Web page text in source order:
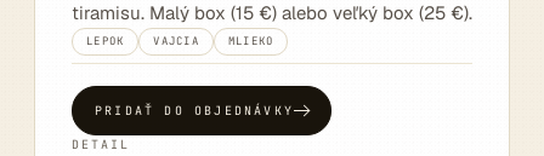
tiramisu. Malý box (15 €) alebo veľký box (25 €).
LEPOK VAJCIA MLIEKO
PRIDAŤ DO OBJEDNÁVKY
DETAIL